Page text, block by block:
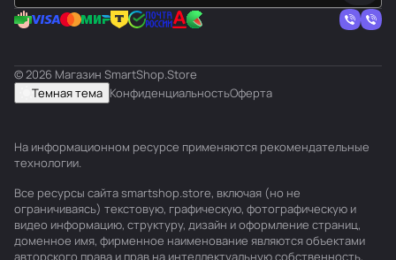
© 2026 Магазин SmartShop.Store
Темная тема КонфиденциальностьОферта
На информационном ресурсе применяются рекомендательные
технологии.
Все ресурсы сайта smartshop.store, включая (но не
ограничиваясь) текстовую, графическую, фотографическую и
видео информацию, структуру, дизайн и оформление страниц,
доменное имя, фирменное наименование являются объектами
авторского права и прав на интеллектуальную собственность,